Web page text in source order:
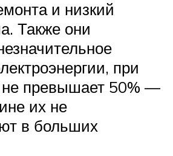
и низкий
Также они
при
превышает 50% —
их не
в больших